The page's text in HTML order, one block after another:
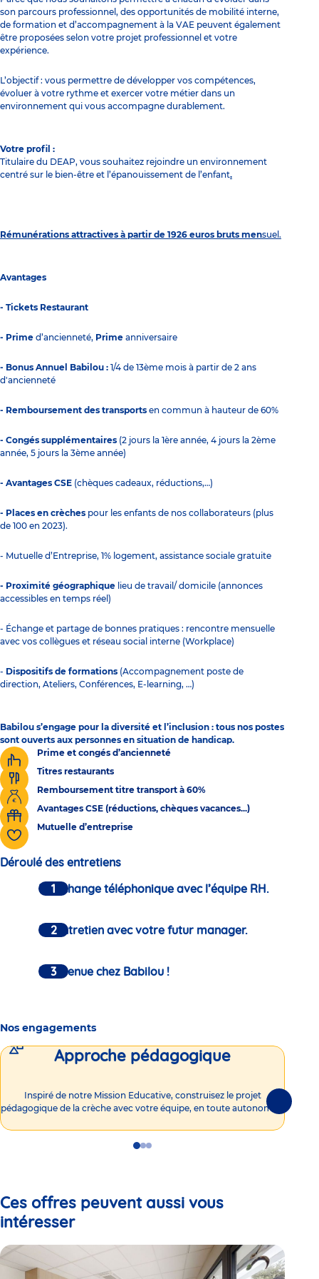
son parcours professionnel, des opportunités de mobilité interne,
de formation et d’accompagnement à la VAE peuvent également
être proposées selon votre projet professionnel et votre
expérience.
L’objectif : vous permettre de développer vos compétences,
évoluer à votre rythme et exercer votre métier dans un
environnement qui vous accompagne durablement.
Votre profil :
Titulaire du DEAP, vous souhaitez rejoindre un environnement
centré sur le bien-être et l’épanouissement de l’enfant.
Rémunérations attractives à partir de 1926 euros bruts mensuel.
Avantages
- Tickets Restaurant
- Prime d’ancienneté, Prime anniversaire
- Bonus Annuel Babilou : 1/4 de 13ème mois à partir de 2 ans
d'ancienneté
- Remboursement des transports en commun à hauteur de 60%
- Congés supplémentaires (2 jours la 1ère année, 4 jours la 2ème
année, 5 jours la 3ème année)
- Avantages CSE (chèques cadeaux, réductions,…)
- Places en crèches pour les enfants de nos collaborateurs (plus
de 100 en 2023).
- Mutuelle d’Entreprise, 1% logement, assistance sociale gratuite
- Proximité géographique lieu de travail/ domicile (annonces
accessibles en temps réel)
- Échange et partage de bonnes pratiques : rencontre mensuelle
avec vos collègues et réseau social interne (Workplace)
- Dispositifs de formations (Accompagnement poste de
direction, Ateliers, Conférences, E-learning, …)
Babilou s’engage pour la diversité et l’inclusion : tous nos postes
sont ouverts aux personnes en situation de handicap.
Prime et congés d’ancienneté
Titres restaurants
Remboursement titre transport à 60%
Avantages CSE (réductions, chèques vacances...)
Mutuelle d’entreprise
Déroulé des entretiens
Un échange téléphonique avec l’équipe RH.
Un entretien avec votre futur manager.
Bienvenue chez Babilou !
Nos engagements
Approche pédagogique
Inspiré de notre Mission Educative, construisez le projet
pédagogique de la crèche avec votre équipe, en toute autonomie !
GoGoGo
Ces offres peuvent aussi vous
intéresser